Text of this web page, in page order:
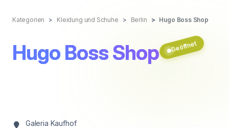
Kategorien Kleidung und Schuhe Berlin Hugo Boss Shop
Hugo Boss Shop Geöffnet
Galeria Kaufhof